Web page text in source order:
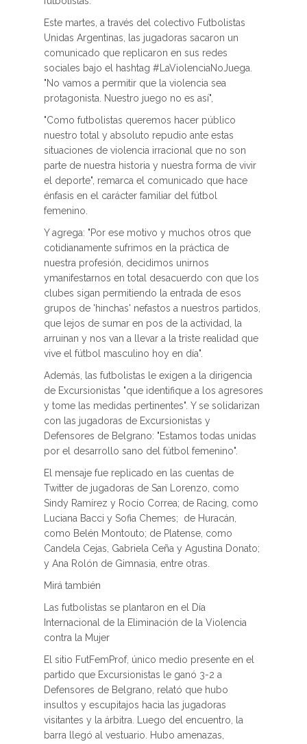
Este martes, a través del colectivo Futbolistas
Unidas Argentinas, las jugadoras sacaron un
comunicado que replicaron en sus redes
sociales bajo el hashtag #LaViolenciaNoJuega.
"No vamos a permitir que la violencia sea
protagonista. Nuestro juego no es así",
"Como futbolistas queremos hacer público
nuestro total y absoluto repudio ante estas
situaciones de violencia irracional que no son
parte de nuestra historia y nuestra forma de vivir
el deporte", remarca el comunicado que hace
énfasis en el carácter familiar del fútbol
femenino.
Y agrega: "Por ese motivo y muchos otros que
cotidianamente sufrimos en la práctica de
nuestra profesión, decidimos unirnos
ymanifestarnos en total desacuerdo con que los
clubes sigan permitiendo la entrada de esos
grupos de 'hinchas' nefastos a nuestros partidos,
que lejos de sumar en pos de la actividad, la
arruinan y nos van a llevar a la triste realidad que
vive el fútbol masculino hoy en día".
Además, las futbolistas le exigen a la dirigencia
de Excursionistas "que identifique a los agresores
y tome las medidas pertinentes". Y se solidarizan
con las jugadoras de Excursionistas y
Defensores de Belgrano: "Estamos todas unidas
por el desarrollo sano del fútbol femenino".
El mensaje fue replicado en las cuentas de
Twitter de jugadoras de San Lorenzo, como
Sindy Ramírez y Rocío Correa; de Racing, como
Luciana Bacci y Sofia Chemes; de Huracán,
como Belén Montouto; de Platense, como
Candela Cejas, Gabriela Ceña y Agustina Donato;
y Ana Rolón de Gimnasia, entre otras.
Mirá también
Las futbolistas se plantaron en el Día
Internacional de la Eliminación de la Violencia
contra la Mujer
El sitio FutFemProf, único medio presente en el
partido que Excursionistas le ganó 3-2 a
Defensores de Belgrano, relató que hubo
insultos y escupitajos hacia las jugadoras
visitantes y la árbitra. Luego del encuentro, la
barra llegó al vestuario. Hubo amenazas,